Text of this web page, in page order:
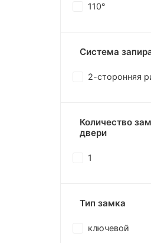
110°
Система
2-сторонняя
Количество
двери
1
Тип замка
ключевой